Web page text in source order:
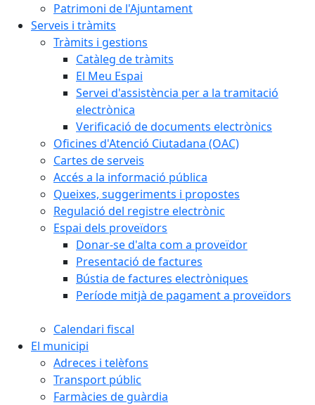
Patrimoni de l'Ajuntament
Serveis i tràmits
Tràmits i gestions
Catàleg de tràmits
El Meu Espai
Servei d'assistència per a la tramitació
electrònica
Verificació de documents electrònics
Oficines d'Atenció Ciutadana (OAC)
Cartes de serveis
Accés a la informació pública
Queixes, suggeriments i propostes
Regulació del registre electrònic
Espai dels proveïdors
Donar-se d'alta com a proveïdor
Presentació de factures
Bústia de factures electròniques
Període mitjà de pagament a proveïdors
Calendari fiscal
El municipi
Adreces i telèfons
Transport públic
Farmàcies de guàrdia